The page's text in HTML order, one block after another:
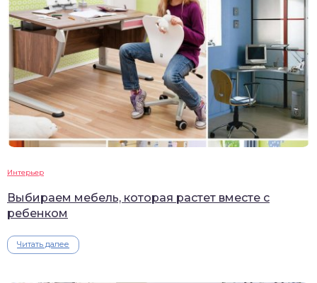
Интерьер
Выбираем мебель, которая растет вместе с
ребенком
Читать далее